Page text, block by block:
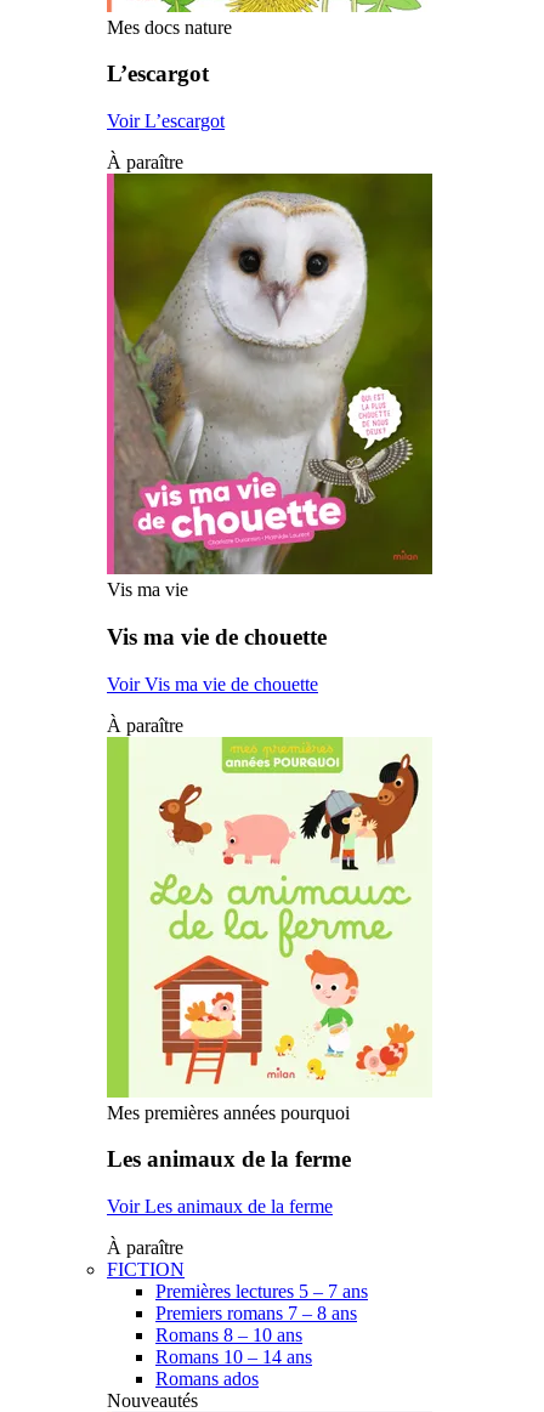
Mes docs nature
L’escargot
Voir L’escargot
À paraître
Vis ma vie
Vis ma vie de chouette
Voir Vis ma vie de chouette
À paraître
Mes premières années pourquoi
Les animaux de la ferme
Voir Les animaux de la ferme
À paraître
FICTION
Premières lectures 5 – 7 ans
Premiers romans 7 – 8 ans
Romans 8 – 10 ans
Romans 10 – 14 ans
Romans ados
Nouveautés